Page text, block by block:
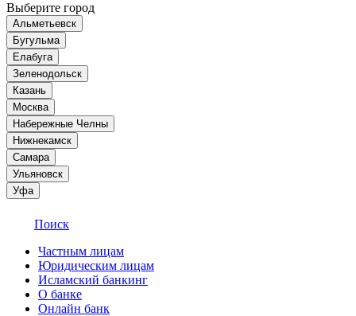
Выберите город
Альметьевск
Бугульма
Елабуга
Зеленодольск
Казань
Москва
Набережные Челны
Нижнекамск
Самара
Ульяновск
Уфа
Поиск
Частным лицам
Юридическим лицам
Исламский банкинг
О банке
Онлайн банк